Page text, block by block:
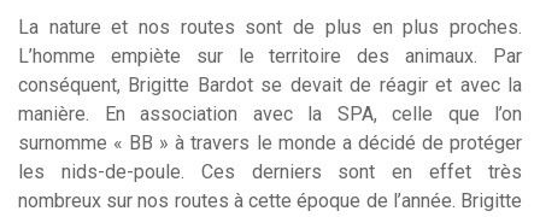
La nature et nos routes sont de plus en plus proches.
L’homme empiète sur le territoire des animaux. Par
conséquent, Brigitte Bardot se devait de réagir et avec la
manière. En association avec la SPA, celle que l’on
surnomme « BB » à travers le monde a décidé de protéger
les nids-de-poule. Ces derniers sont en effet très
nombreux sur nos routes à cette époque de l’année. Brigitte